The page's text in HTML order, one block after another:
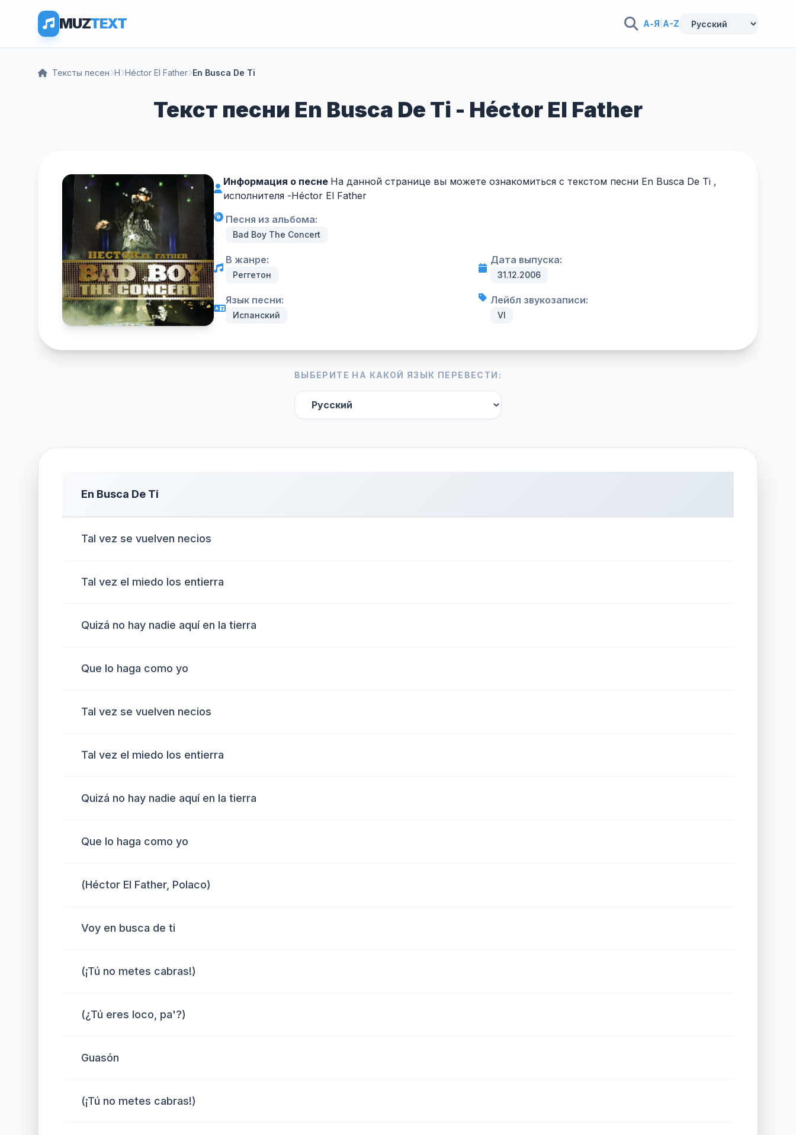
MUZTEXT А-Я A-Z
Тексты песен H Héctor El Father En Busca De Ti
Текст песни En Busca De Ti - Héctor El Father
Информация о песне На данной странице вы можете ознакомиться с текстом песни En Busca De Ti ,
исполнителя -Héctor El Father
Песня из альбома:
Bad Boy The Concert
В жанре:
Реггетон
Дата выпуска:
31.12.2006
Язык песни:
Испанский
Лейбл звукозаписи:
VI
ВЫБЕРИТЕ НА КАКОЙ ЯЗЫК ПЕРЕВЕСТИ:
En Busca De Ti
Tal vez se vuelven necios
Tal vez el miedo los entierra
Quizá no hay nadie aquí en la tierra
Que lo haga como yo
Tal vez se vuelven necios
Tal vez el miedo los entierra
Quizá no hay nadie aquí en la tierra
Que lo haga como yo
(Héctor El Father, Polaco)
Voy en busca de ti
(¡Tú no metes cabras!)
(¿Tú eres loco, pa'?)
Guasón
(¡Tú no metes cabras!)